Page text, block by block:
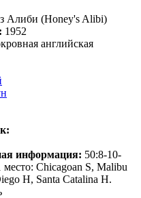
Алиби (Honey's Alibi)
1952
английская
информация: 50:8-10-
место: Chicagoan S, Malibu
H, Santa Catalina H.